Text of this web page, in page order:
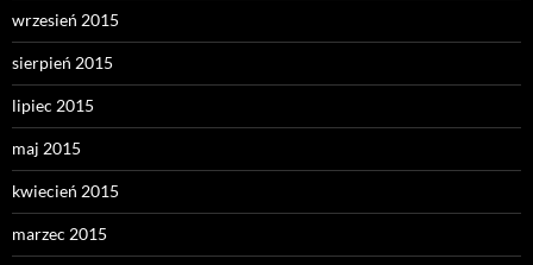
wrzesień 2015
sierpień 2015
lipiec 2015
maj 2015
kwiecień 2015
marzec 2015